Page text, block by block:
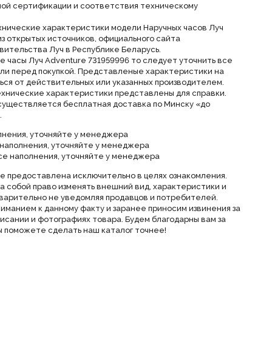
сертификации и соответствия техническому
характеристики модели Наручных часов Луч
открытых источников, официального сайта
Луч в Республике Беларусь.
часы Луч Adventure 731959996 то следует уточнить все
перед покупкой. Представленые характеристики на
от действительных или указанных производителем.
характеристики представлены для справки.
бесплатная доставка по Минску «до
уточняйте у менеджера
уточняйте у менеджера
наполнения, уточняйте у менеджера
предоставлена исключительно в целях ознакомления.
собой право изменять внешний вид, характеристики и
не уведомляя продавцов и потребителей.
к данному факту и заранее приносим извинения за
и фотографиях товара. Будем благодарны вам за
сделать наш каталог точнее!